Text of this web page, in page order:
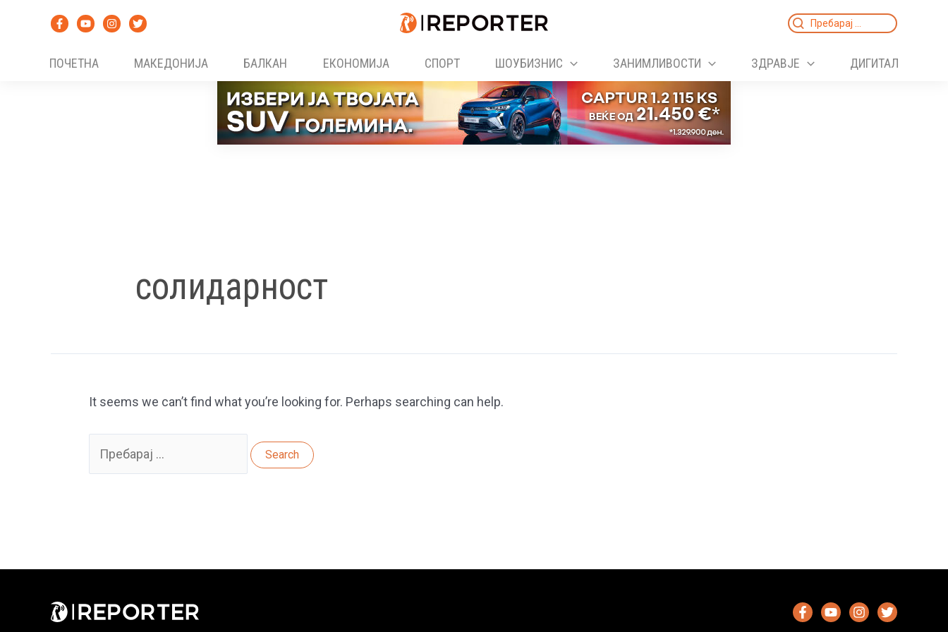
Search
ПОЧЕТНА
МАКЕДОНИЈА БАЛКАН ЕКОНОМИЈА СПОРТ ШОУБИЗНИС ЗАНИМЛИВОСТИ ЗДРАВЈЕ ДИГИТАЛ
солидарност
It seems we can’t find what you’re looking for. Perhaps searching can help.
for: